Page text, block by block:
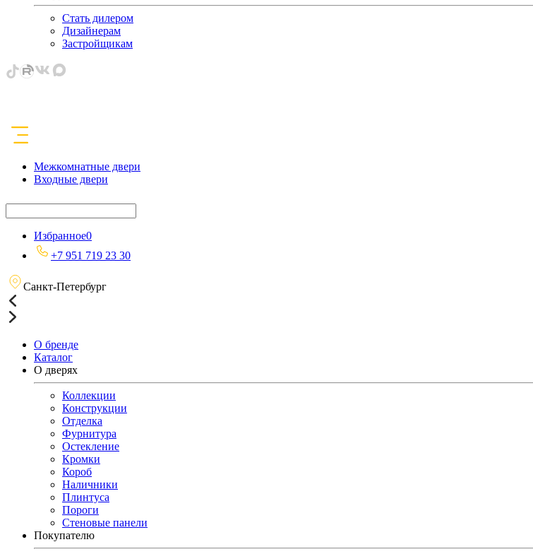
Стать дилером
Дизайнерам
Застройщикам
Межкомнатные двери
Входные двери
Избранное0
+7 951 719 23 30
Санкт-Петербург
О бренде
Каталог
О дверях
Коллекции
Конструкции
Отделка
Фурнитура
Остекление
Кромки
Короб
Наличники
Плинтуса
Пороги
Стеновые панели
Покупателю